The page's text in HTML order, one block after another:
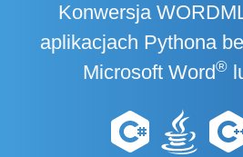
Konwersja
aplikacjach Pythona
Microsoft Word®